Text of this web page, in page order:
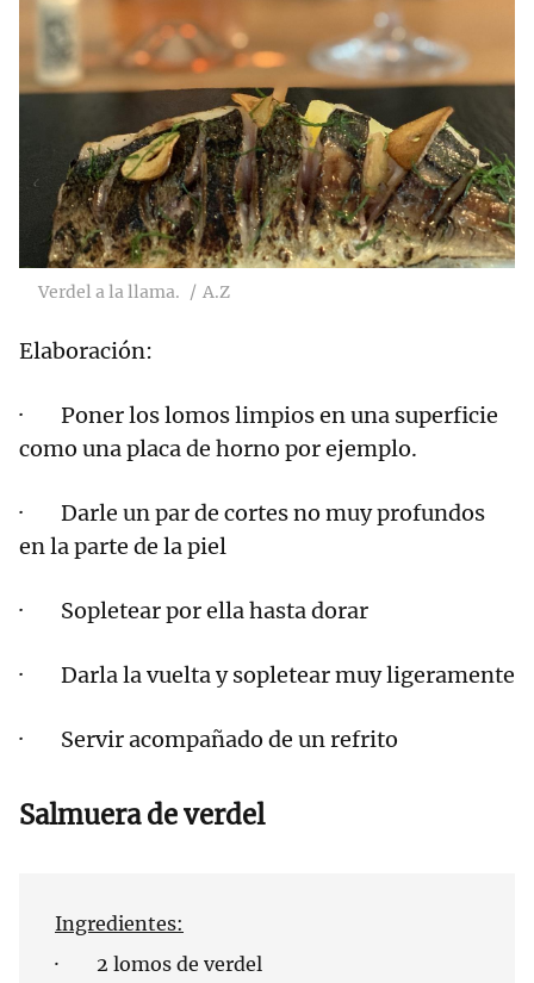
Verdel a la llama. A.Z
Elaboración:
· Poner los lomos limpios en una superficie
como una placa de horno por ejemplo.
· Darle un par de cortes no muy profundos
en la parte de la piel
· Sopletear por ella hasta dorar
· Darla la vuelta y sopletear muy ligeramente
· Servir acompañado de un refrito
Salmuera de verdel
Ingredientes:
· 2 lomos de verdel